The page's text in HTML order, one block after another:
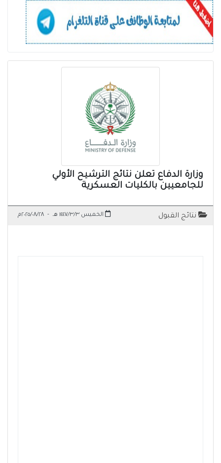
وزارة الدفاع تعلن نتائج الترشيح الأولي
للجامعيين بالكليات العسكرية
نتائج القبول الخميس ١٤٤٧/٣/٣ هـ - ٢٠٢٥/٠٨/٢٨م